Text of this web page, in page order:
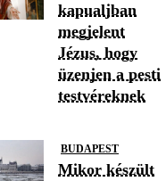
kapualjban
megjelent
Jézus, hogy
üzenjen a pesti
testvéreknek
BUDAPEST
Mikor készült